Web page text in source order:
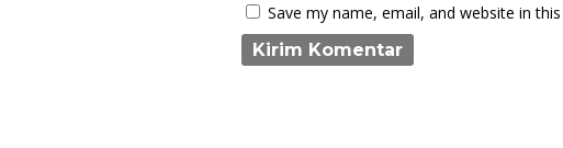
Save my name, email, and website in